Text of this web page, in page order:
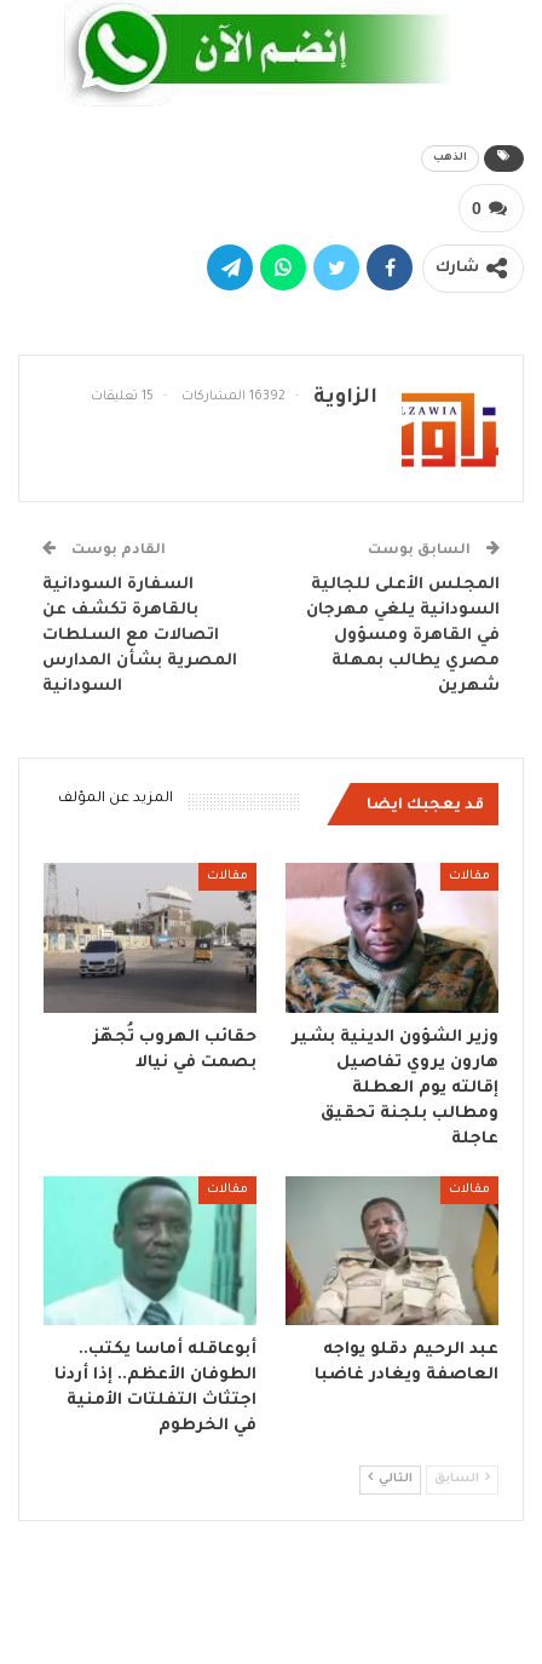
الذهب
0
شارك
الزاوية 16392 المشاركات 15 تعليقات
السابق بوست
المجلس الأعلى للجالية
السودانية يلغي مهرجان
في القاهرة ومسؤول
مصري يطالب بمهلة
شهرين
القادم بوست
السفارة السودانية
بالقاهرة تكشف عن
اتصالات مع السلطات
المصرية بشأن المدارس
السودانية
قد يعجبك ايضا المزيد عن المؤلف
مقالات
وزير الشؤون الدينية بشير
هارون يروي تفاصيل
إقالته يوم العطلة
ومطالب بلجنة تحقيق
عاجلة
مقالات
حقائب الهروب تُجهّز
بصمت في نيالا
مقالات
عبد الرحيم دقلو يواجه
العاصفة ويغادر غاضبا
مقالات
أبوعاقله أماسا يكتب..
الطوفان الأعظم.. إذا أردنا
اجتثاث التفلتات الأمنية
في الخرطوم
السابق التالي